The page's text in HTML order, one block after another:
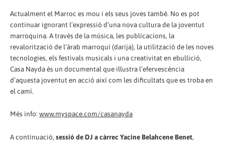
Actualment el Marroc es mou i els seus joves també. No es pot
continuar ignorant l’expressió d’una nova cultura de la joventut
marroquina. A través de la música, les publicacions, la
revalorització de l’àrab marroquí (darija), la utilització de les noves
tecnologies, els festivals musicals i una creativitat en ebullició,
Casa Nayda és un documental que il·lustra l’efervescència
d’aquesta joventut en acció així com les dificultats que es troba en
el camí.
Més info: www.myspace.com/casanayda
A continuació, sessió de DJ a càrrec Yacine Belahcene Benet,